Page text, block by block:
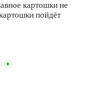
картошки не
пойдёт